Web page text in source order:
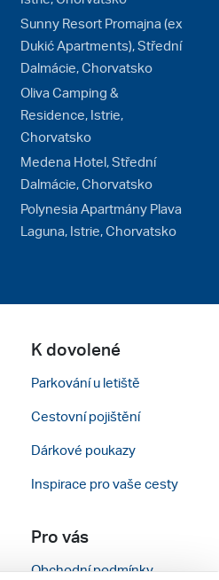
Sunny Resort Promajna (ex
Dukić Apartments), Střední
Dalmácie, Chorvatsko
Oliva Camping &
Residence, Istrie,
Chorvatsko
Medena Hotel, Střední
Dalmácie, Chorvatsko
Polynesia Apartmány Plava
Laguna, Istrie, Chorvatsko
K dovolené
Parkování u letiště
Cestovní pojištění
Dárkové poukazy
Inspirace pro vaše cesty
Pro vás
Obchodní podmínky